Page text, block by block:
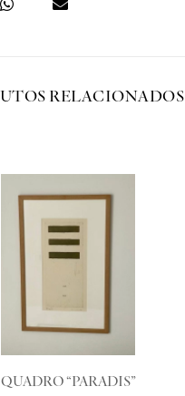
RELACIONADOS
QUADRO “PARADIS”